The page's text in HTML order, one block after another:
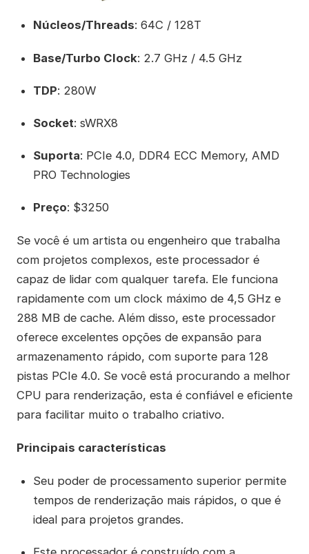
Núcleos/Threads: 64C / 128T
Base/Turbo Clock: 2.7 GHz / 4.5 GHz
TDP: 280W
Socket: sWRX8
Suporta: PCIe 4.0, DDR4 ECC Memory, AMD
PRO Technologies
Preço: $3250
Se você é um artista ou engenheiro que trabalha
com projetos complexos, este processador é
capaz de lidar com qualquer tarefa. Ele funciona
rapidamente com um clock máximo de 4,5 GHz e
288 MB de cache. Além disso, este processador
oferece excelentes opções de expansão para
armazenamento rápido, com suporte para 128
pistas PCIe 4.0. Se você está procurando a melhor
CPU para renderização, esta é confiável e eficiente
para facilitar muito o trabalho criativo.
Principais características
Seu poder de processamento superior permite
tempos de renderização mais rápidos, o que é
ideal para projetos grandes.